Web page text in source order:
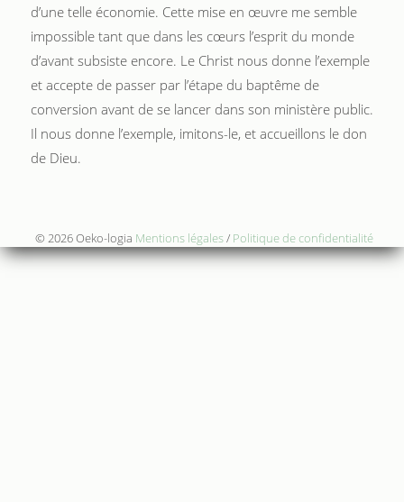
d’une telle économie. Cette mise en œuvre me semble
impossible tant que dans les cœurs l’esprit du monde
d’avant subsiste encore. Le Christ nous donne l’exemple
et accepte de passer par l’étape du baptême de
conversion avant de se lancer dans son ministère public.
Il nous donne l’exemple, imitons-le, et accueillons le don
de Dieu.
© 2026 Oeko-logia Mentions légales/ Politique de confidentialité